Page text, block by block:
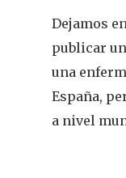
Dejamos
publicar
una
España,
a nivel